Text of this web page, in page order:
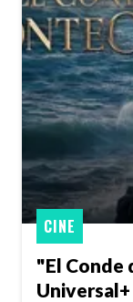
"El Conde
CINE